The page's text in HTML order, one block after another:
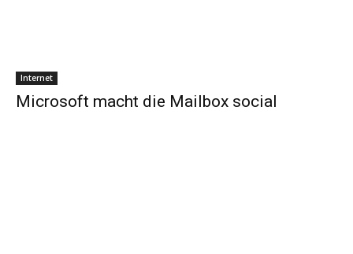
Internet
Microsoft macht die Mailbox social